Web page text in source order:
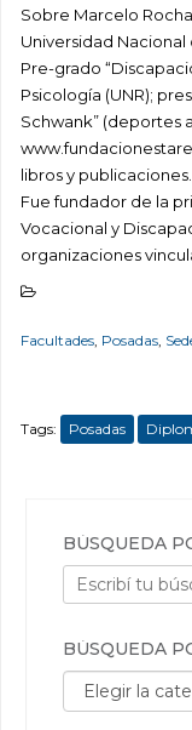
Sobre Marcelo
Universidad
Pre-grado
Psicología (UNR);
Schwank” (deportes
libros y
Fue fundador de la
Vocacional y
organizaciones
Facultades, Posadas,
Tags: Posadas
BÚSQUEDA
BÚSQUEDA
Búsqueda por